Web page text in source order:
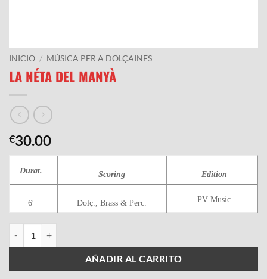
INICIO / MÚSICA PER A DOLÇAINES
LA NÉTA DEL MANYÀ
€30.00
Durat. Scoring Edition
6′ Dolç., Brass & Perc. PV Music
AÑADIR AL CARRITO